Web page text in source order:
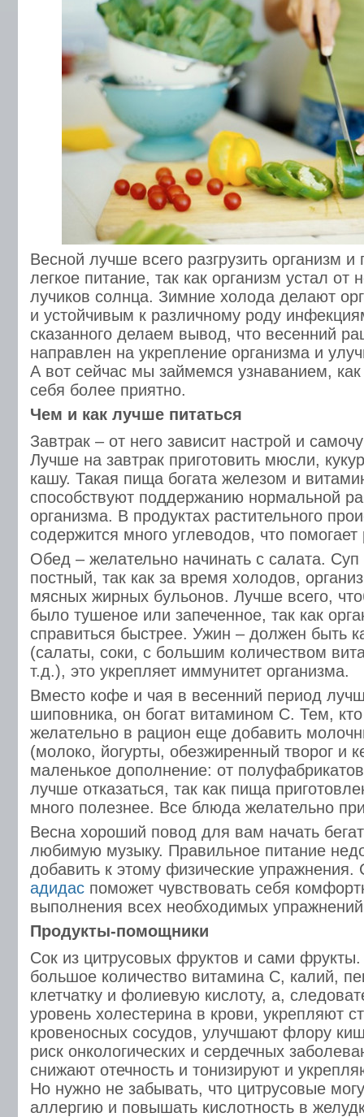
Весной лучше всего разгрузить организм
легкое питание, так как организм устал от
лучиков солнца. Зимние холода делают
и устойчивым к различному роду
сказанного делаем вывод, что весенний
направлен на укрепление организма и
А вот сейчас мы займемся узнаванием,
себя более приятно.
Чем и как лучше питаться
Завтрак – от него зависит настрой и
Лучше на завтрак приготовить мюсли,
кашу. Такая пища богата железом и
способствуют поддержанию нормальной
организма. В продуктах растительного
содержится много углеводов, что помогает
Обед – желательно начинать с салата.
постный, так как за время холодов,
мясных жирных бульонов. Лучше всего,
было тушеное или запеченное, так как
справиться быстрее. Ужин – должен быть
(салаты, соки, с большим количеством
т.д.), это укрепляет иммунитет организма.
Вместо кофе и чая в весенний период
шиповника, он богат витамином С. Тем,
желательно в рацион еще добавить
(молоко, йогурты, обезжиренный творог и
маленькое дополнение: от
лучше отказаться, так как пища
много полезнее. Все блюда желательно
Весна хороший повод для вам начать
любимую музыку. Правильное питание
добавить к этому физические
адидас поможет чувствовать себя
выполнения всех необходимых
Продукты-помощники
Сок из цитрусовых фруктов и сами
большое количество витамина C, калий,
клетчатку и фолиевую кислоту, а,
уровень холестерина в крови, укрепляют
кровеносных сосудов, улучшают флору
риск онкологических и сердечных
снижают отечность и тонизируют и
Но нужно не забывать, что цитрусовые
аллергию и повышать кислотность в